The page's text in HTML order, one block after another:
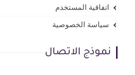
اتفاقية المستخدم
سياسة الخصوصية
نموذج الاتصال